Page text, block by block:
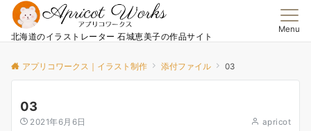
北海道のイラストレーター 石城恵美子の作品サイト
Menu
アプリコワークス｜イラスト制作 添付ファイル 03
03
2021年6月6日 apricot